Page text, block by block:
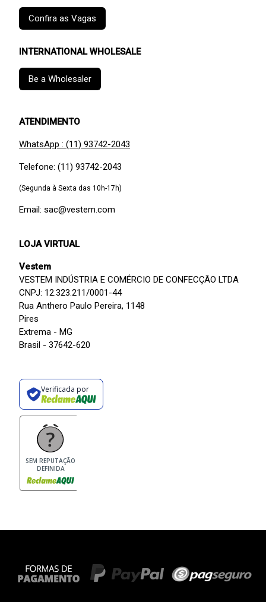
Confira as Vagas
INTERNATIONAL WHOLESALE
Be a Wholesaler
ATENDIMENTO
WhatsApp : (11) 93742-2043
Telefone: (11) 93742-2043
(Segunda à Sexta das 10h-17h)
Email: sac@vestem.com
LOJA VIRTUAL
Vestem
VESTEM INDÚSTRIA E COMÉRCIO DE CONFECÇÃO LTDA
CNPJ: 12.323.211/0001-44
Rua Anthero Paulo Pereira, 1148
Pires
Extrema - MG
Brasil - 37642-620
Verificada por
SEM REPUTAÇÃO
DEFINIDA